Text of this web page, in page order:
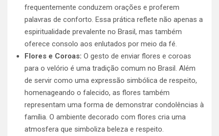
frequentemente conduzem orações e proferem
palavras de conforto. Essa prática reflete não apenas a
espiritualidade prevalente no Brasil, mas também
oferece consolo aos enlutados por meio da fé.
Flores e Coroas: O gesto de enviar flores e coroas
para o velório é uma tradição comum no Brasil. Além
de servir como uma expressão simbólica de respeito,
homenageando o falecido, as flores também
representam uma forma de demonstrar condolências à
família. O ambiente decorado com flores cria uma
atmosfera que simboliza beleza e respeito.